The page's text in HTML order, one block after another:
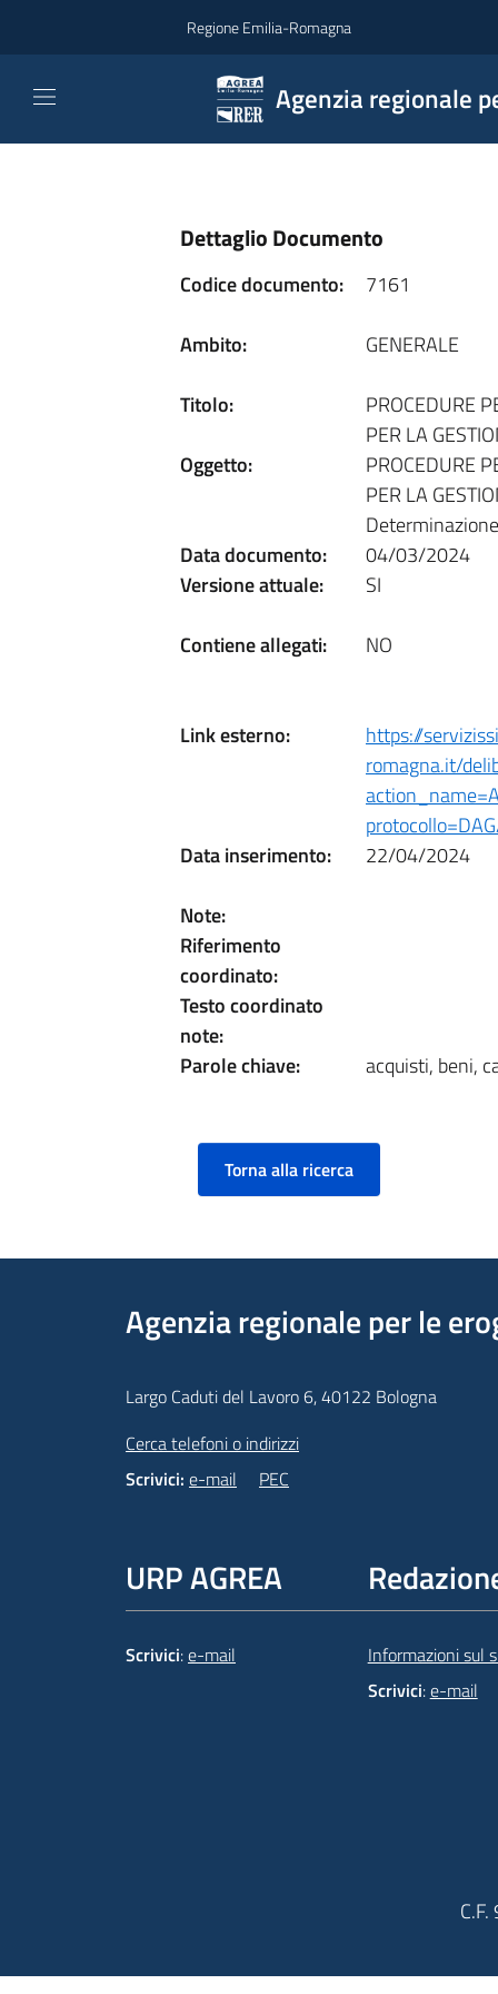
Regione Emilia-Romagna
Agenzia regionale
Dettaglio Documento
Codice documento:
7161
Ambito:
GENERALE
Titolo:
PROCEDURE
PER LA
Oggetto:
PROCEDURE
PER LA
Data documento:
04/03/2024
Versione attuale:
SI
Contiene allegati:
NO
Link esterno:
https://
romagna.it/
Data inserimento:
22/04/2024
Note:
Riferimento
coordinato:
Testo coordinato
note:
Parole chiave:
acquisti, beni,
Torna alla ricerca
Agenzia regionale per le
Largo Caduti del Lavoro 6, 40122 Bologna
Cerca telefoni o indirizzi
Scrivici: e-mail PEC
URP AGREA
Scrivici:e-mail
Informazioni sul
Scrivici:e-mail